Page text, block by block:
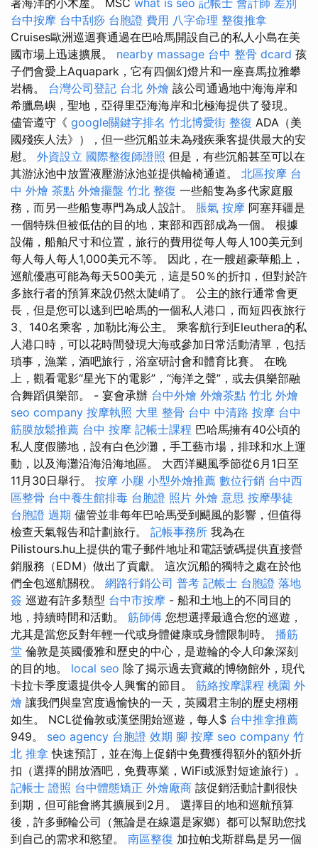
著海洋的小木屋。 MSC what is seo 記帳士 會計師 差別
台中按摩 台中刮痧 台胞證 費用 八字命理 整復推拿
Cruises歐洲巡迴賽通過在巴哈馬開設自己的私人小島在美
國市場上迅速擴展。 nearby massage 台中 整骨 dcard 孩
子們會愛上Aquapark，它有四個幻燈片和一座喜馬拉雅攀
岩橋。 台灣公司登記 台北 外燴 該公司通過地中海海岸和
希臘島嶼，聖地，亞得里亞海海岸和北極海提供了發現。
儘管遵守《 google關鍵字排名 竹北博愛街 整復 ADA（美
國殘疾人法》），但一些沉船並未為殘疾乘客提供最大的安
慰。 外資設立 國際整復師證照 但是，有些沉船甚至可以在
其游泳池中放置液壓游泳池並提供輪椅通道。 北區按摩 台
中 外燴 茶點 外燴擺盤 竹北 整復 一些船隻為多代家庭服
務，而另一些船隻專門為成人設計。 脹氣 按摩 阿塞拜疆是
一個特殊但被低估的目的地，東部和西部成為一個。 根據
設備，船舶尺寸和位置，旅行的費用從每人每人100美元到
每人每人每人1,000美元不等。 因此，在一艘超豪華船上，
巡航優惠可能為每天500美元，這是50％的折扣，但對於許
多旅行者的預算來說仍然太陡峭了。 公主的旅行通常會更
長，但是您可以逃到巴哈馬的一個私人港口，而短四夜旅行
3、140名乘客，加勒比海公主。 乘客航行到Eleuthera的私
人港口時，可以花時間發現大海或參加日常活動清單，包括
瑣事，漁業，酒吧旅行，浴室研討會和體育比賽。 在晚
上，觀看電影“星光下的電影”，“海洋之聲”，或去俱樂部融
合舞蹈俱樂部。 - 宴會承辦 台中外燴 外燴茶點 竹北 外燴
seo company 按摩執照 大里 整骨 台中 中清路 按摩 台中
筋膜放鬆推薦 台中 按摩 記帳士課程 巴哈馬擁有40公頃的
私人度假勝地，設有白色沙灘，手工藝市場，排球和水上運
動，以及海灘沿海沿海地區。 大西洋颶風季節從6月1日至
11月30日舉行。 按摩 小腿 小型外燴推薦 數位行銷 台中西
區整骨 台中養生館排毒 台胞證 照片 外燴 意思 按摩學徒
台胞證 過期 儘管並非每年巴哈馬受到颶風的影響，但值得
檢查天氣報告和計劃旅行。 記帳事務所 我為在
Pilistours.hu上提供的電子郵件地址和電話號碼提供直接營
銷服務（EDM）做出了貢獻。 這次沉船的獨特之處在於他
們全包巡航關稅。 網路行銷公司 普考 記帳士 台胞證 落地
簽 巡遊有許多類型 台中市按摩 - 船和土地上的不同目的
地，持續時間和活動。 筋師傅 您想選擇最適合您的巡遊，
尤其是當您反對年輕一代或身體健康或身體限制時。 播筋
堂 倫敦是英國優雅和歷史的中心，是遊輪的令人印象深刻
的目的地。 local seo 除了揭示過去寶藏的博物館外，現代
卡拉卡季度還提供令人興奮的節目。 筋絡按摩課程 桃園 外
燴 讓我們與皇宮度過愉快的一天，英國君主制的歷史栩栩
如生。 NCL從倫敦或漢堡開始巡遊，每人$ 台中推拿推薦
949。 seo agency 台胞證 效期 腳 按摩 seo company 竹
北 推拿 快速預訂，並在海上促銷中免費獲得額外的額外折
扣（選擇的開放酒吧，免費專業，WiFi或派對短途旅行）。
記帳士 證照 台中體態矯正 外燴廠商 該促銷活動計劃很快
到期，但可能會將其擴展到2月。 選擇目的地和巡航預算
後，許多郵輪公司（無論是在線還是家鄉）都可以幫助您找
到自己的需求和慾望。 南區整復 加拉帕戈斯群島是另一個